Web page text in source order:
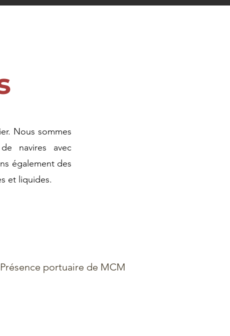
Nous sommes
navires avec
également des
et liquides.
Présence portuaire de MCM